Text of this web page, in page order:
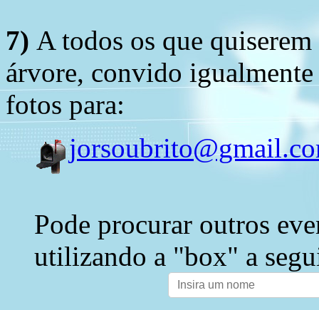
7) A todos os que
árvore, convido
fotos para:
Pode procurar outros
utilizando a "box" a